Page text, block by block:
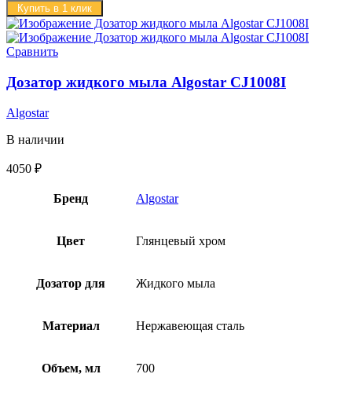
Купить в 1 клик
Сравнить
Дозатор жидкого мыла Algostar CJ1008I
Algostar
В наличии
4050 ₽
Бренд Algostar
Цвет Глянцевый хром
Дозатор для Жидкого мыла
Материал Нержавеющая сталь
Объем, мл 700